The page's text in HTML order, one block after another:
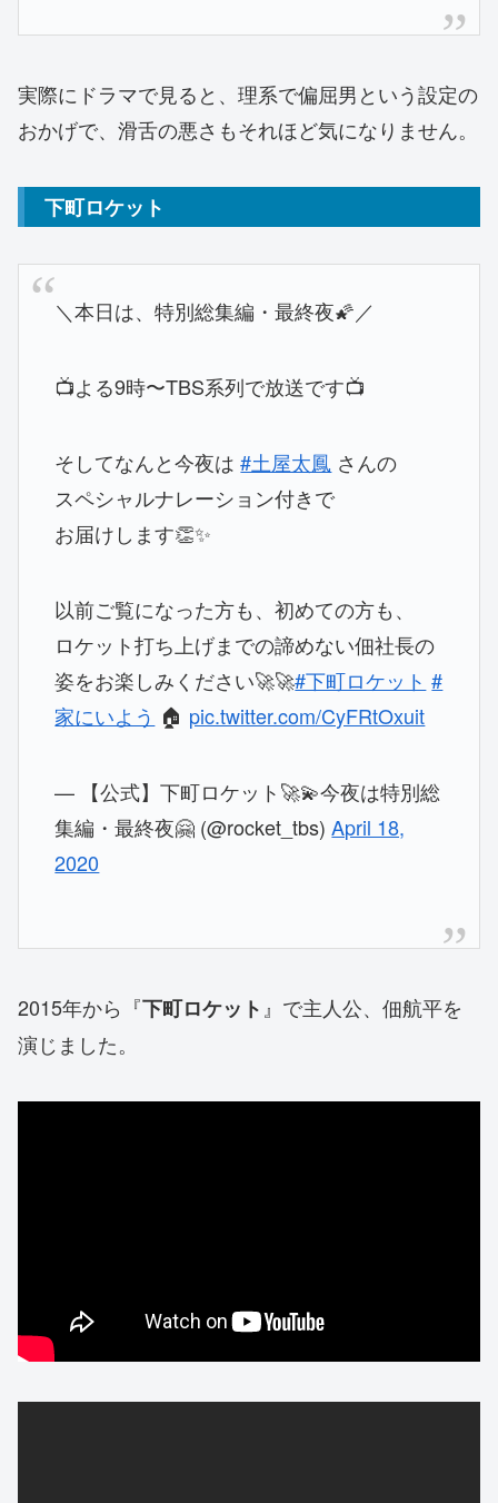
実際にドラマで見ると、理系で偏屈男という設定の
おかげで、滑舌の悪さもそれほど気になりません。
下町ロケット
＼本日は、特別総集編・最終夜🌠／
📺よる9時〜TBS系列で放送です📺
そしてなんと今夜は#土屋太鳳 さんの
スペシャルナレーション付きで
お届けします👏✨
以前ご覧になった方も、初めての方も、
ロケット打ち上げまでの諦めない佃社長の
姿をお楽しみください🚀🚀#下町ロケット #
家にいよう 🏠 pic.twitter.com/CyFRtOxuit
— 【公式】下町ロケット🚀💫今夜は特別総
集編・最終夜🤗 (@rocket_tbs)April 18,
2020
2015年から『下町ロケット 』で主人公、佃航平を
演じました。